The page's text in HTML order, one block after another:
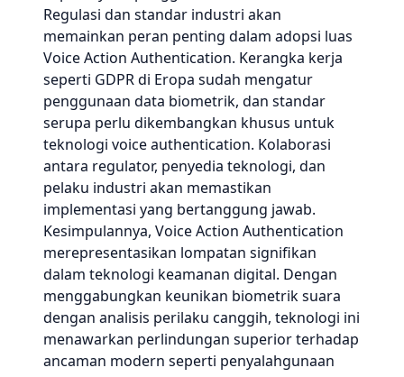
Regulasi dan standar industri akan
memainkan peran penting dalam adopsi luas
Voice Action Authentication. Kerangka kerja
seperti GDPR di Eropa sudah mengatur
penggunaan data biometrik, dan standar
serupa perlu dikembangkan khusus untuk
teknologi voice authentication. Kolaborasi
antara regulator, penyedia teknologi, dan
pelaku industri akan memastikan
implementasi yang bertanggung jawab.
Kesimpulannya, Voice Action Authentication
merepresentasikan lompatan signifikan
dalam teknologi keamanan digital. Dengan
menggabungkan keunikan biometrik suara
dengan analisis perilaku canggih, teknologi ini
menawarkan perlindungan superior terhadap
ancaman modern seperti penyalahgunaan